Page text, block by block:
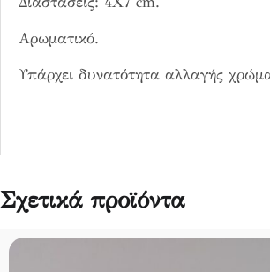
Αρωματικό.
Υπάρχει δυνατότητα αλλαγής
Σχετικά προϊόντα